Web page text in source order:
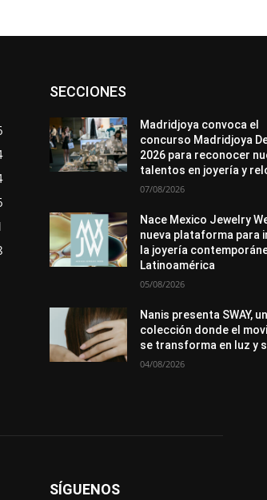
SECCIONESAsociaciones
En tendencia
In memoriam
La Pluma de
México
Novedades
Opiniones
Premios
Secciones
Sin
Madridjoya convoca el
concurso Madridjoya
2026 para reconocer
talentos en joyería y
07/08/2026
Nace Mexico Jewelry
nueva plataforma para
la joyería
Latinoamérica
05/08/2026
Nanis presenta SWAY,
colección donde el
se transforma en luz y
04/08/2026
SÍGUENOS